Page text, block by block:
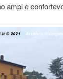
ampi e